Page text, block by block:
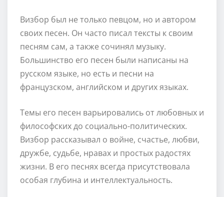
Визбор был не только певцом, но и автором
своих песен. Он часто писал тексты к своим
песням сам, а также сочинял музыку.
Большинство его песен были написаны на
русском языке, но есть и песни на
французском, английском и других языках.
Темы его песен варьировались от любовных и
философских до социально-политических.
Визбор рассказывал о войне, счастье, любви,
дружбе, судьбе, нравах и простых радостях
жизни. В его песнях всегда присутствовала
особая глубина и интеллектуальность.